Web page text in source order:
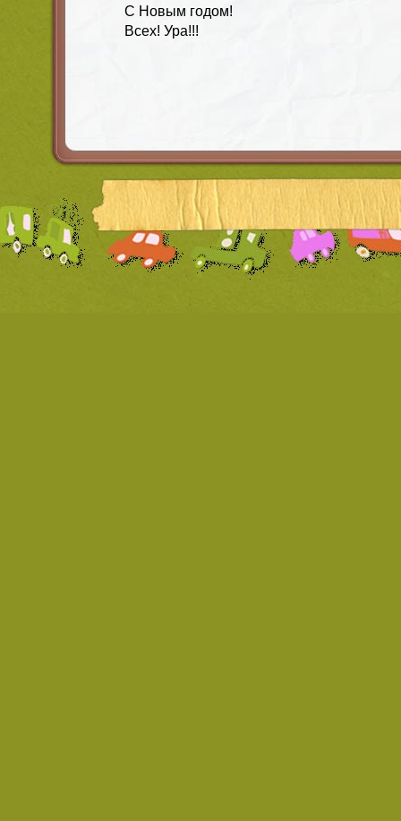
С Новым годом!
Всех! Ура!!!